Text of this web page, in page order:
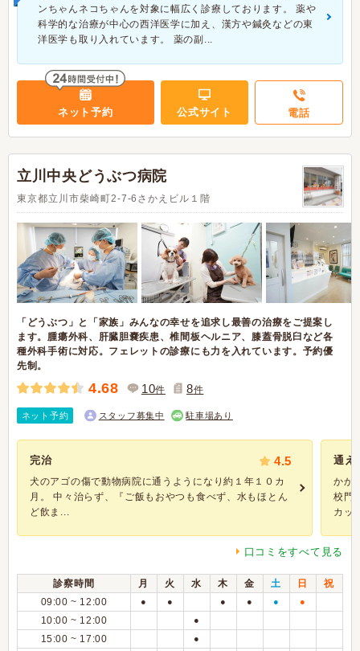
ンちゃんネコちゃんを対象に幅広く診療しております。 薬や
科学的な治療が中心の西洋医学に加え、漢方や鍼灸などの東
洋医学も取り入れています。 薬の副...
ネット予約 公式サイト 電話
立川中央どうぶつ病院
東京都立川市柴崎町2-7-6さかえビル１階
「どうぶつ」と「家族」みんなの幸せを追求し最善の治療をご提案し
ます。腫瘍外科、肝臓胆嚢疾患、椎間板ヘルニア、膝蓋骨脱臼など各
種外科手術に対応。フェレットの診療にも力を入れています。予約優
先制。
4.68 10件 8件
ネット予約 スタッフ募集中 駐車場あり
完治 4.5
犬のアゴの傷で動物病院に通うようになり約１年１０カ
月。 中々治らず、『ご飯もおやつも食べず、水もほとん
ど飲ま...
通え
かか
校門
カッ
口コミをすべて見る
診察時間 月 火 水 木 金 土 日
祝
09:00 ~ 12:00
● ● ● ● ● ●
10:00 ~ 12:00 ●
15:00 ~ 17:00 ●